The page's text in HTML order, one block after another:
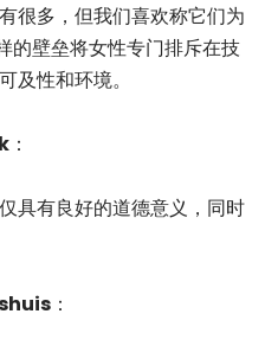
很多，但我们喜欢称它们为
的壁垒将女性专门排斥在技
及性和环境。
：
具有良好的道德意义，同时
：